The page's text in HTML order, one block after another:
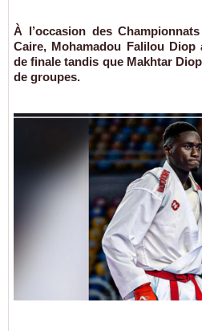
À l’occasion des
Caire, Mohamadou Falilou
de finale tandis que Makhtar
de groupes.